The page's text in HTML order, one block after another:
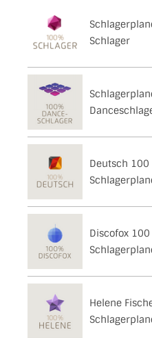
Schlager
Deutsch 100
Discofox
Helene